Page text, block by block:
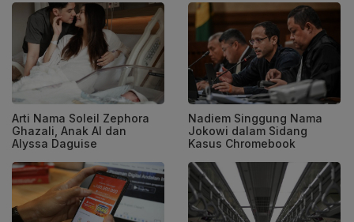
Arti Nama Soleil Zephora
Ghazali, Anak Al dan
Alyssa Daguise
Nadiem Singgung Nama
Jokowi dalam Sidang
Kasus Chromebook